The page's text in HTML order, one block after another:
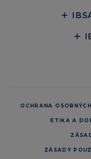
OCHRANA
ETIKA A
ZÁSADY